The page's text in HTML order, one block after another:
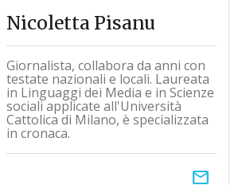
Nicoletta Pisanu
Giornalista, collabora da anni con
testate nazionali e locali. Laureata
in Linguaggi dei Media e in Scienze
sociali applicate all'Università
Cattolica di Milano, è specializzata
in cronaca.
email